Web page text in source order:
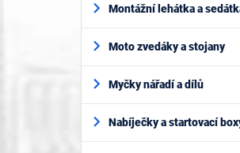
Montážní lehátka a
Moto zvedáky a stojany
Myčky nářadí a dílů
Nabíječky a startovací